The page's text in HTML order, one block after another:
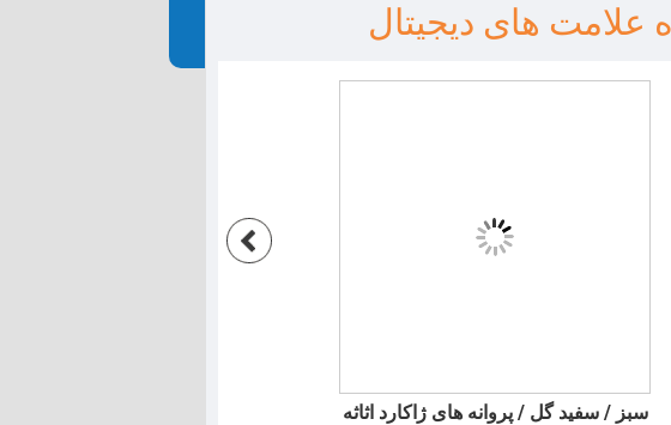
های دیجیتال
سبز / سفید گل / پروانه های ژاکارد اثاثه